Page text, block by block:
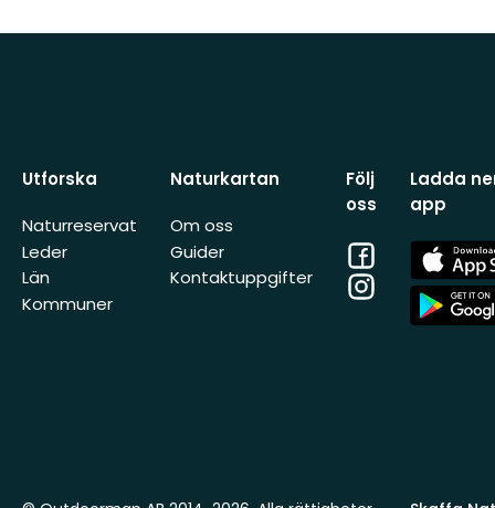
Utforska
Naturreservat
Leder
Län
Kommuner
Naturkartan
Om oss
Guider
Kontaktuppgifter
Följ
oss
Facebook
Instagram
Ladda
app
App
Store
App
Store